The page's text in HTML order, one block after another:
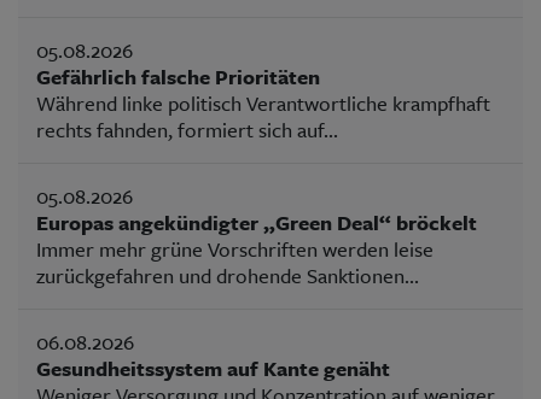
05.08.2026
Gefährlich falsche Prioritäten
Während linke politisch Verantwortliche krampfhaft
rechts fahnden, formiert sich auf...
05.08.2026
Europas angekündigter „Green Deal“ bröckelt
Immer mehr grüne Vorschriften werden leise
zurückgefahren und drohende Sanktionen...
06.08.2026
Gesundheitssystem auf Kante genäht